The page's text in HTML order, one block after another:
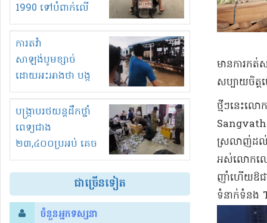
1990 ទៅបំពាក់លើ
ម៉ូតូរបស់ខ្លួន ដាកផ្លាក
រត់ឌុបហើយ
ការតវ៉ា
សាឡង់បូមខ្សាច់
ដោយអះអាងថា បង្ក
បាក់ច្រាំងទន្លេ និង
រំខានទាំងយប់ទាំងថ្ងៃ
បង្ក្រាបរថយន្តដឹកថ្នាំ
ពេទ្យជាង
២៣,៤០០ប្រអប់ គេច
ពន្ធនិងអត់ច្បាប់នាំ
ចូល!?
ជាច្រើនទៀត
ចំនួនអ្នកទស្សនា
មានការកត់
សប្បាយចិត្
ថ្មីៗ​នេះ​ល
Sangvath
ស្រលាញ់​ដល់​ខ្
អស់លោក​លោ
ញាំហើយ​ឱជ
ទំនាក់ទំនង